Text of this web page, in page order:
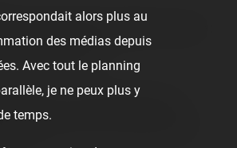
alors plus au
des médias depuis
Avec tout le planning
je ne peux plus y
temps.